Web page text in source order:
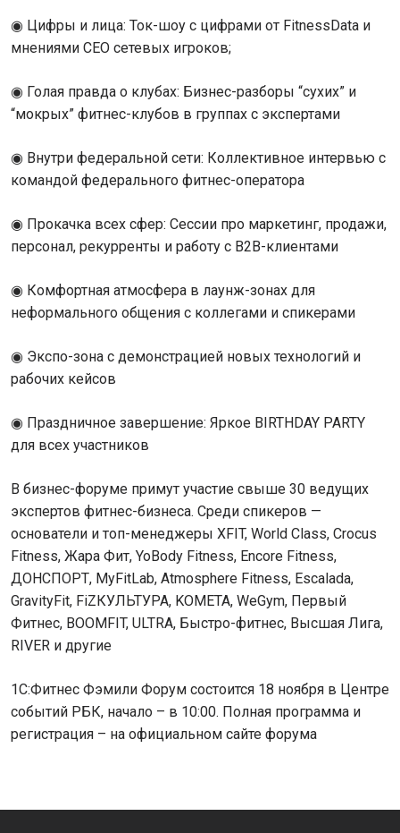
◉ Цифры и лица: Ток-шоу с цифрами от FitnessData и
мнениями CEO сетевых игроков;
◉ Голая правда о клубах: Бизнес-разборы “сухих” и
“мокрых” фитнес-клубов в группах с экспертами
◉ Внутри федеральной сети: Коллективное интервью с
командой федерального фитнес-оператора
◉ Прокачка всех сфер: Сессии про маркетинг, продажи,
персонал, рекурренты и работу с B2B-клиентами
◉ Комфортная атмосфера в лаунж-зонах для
неформального общения с коллегами и спикерами
◉ Экспо-зона с демонстрацией новых технологий и
рабочих кейсов
◉ Праздничное завершение: Яркое BIRTHDAY PARTY
для всех участников
В бизнес-форуме примут участие свыше 30 ведущих
экспертов фитнес-бизнеса. Среди спикеров —
основатели и топ-менеджеры XFIT, World Class, Crocus
Fitness, Жара Фит, YoBody Fitness, Encore Fitness,
ДОНСПОРТ, MyFitLab, Atmosphere Fitness, Escalada,
GravityFit, FiZКУЛЬТУРА, KOMETA, WeGym, Первый
Фитнес, BOOMFIT, ULTRA, Быстро-фитнес, Высшая Лига,
RIVER и другие
1С:Фитнес Фэмили Форум состоится 18 ноября в Центре
событий РБК, начало – в 10:00. Полная программа и
регистрация – на официальном сайте форума